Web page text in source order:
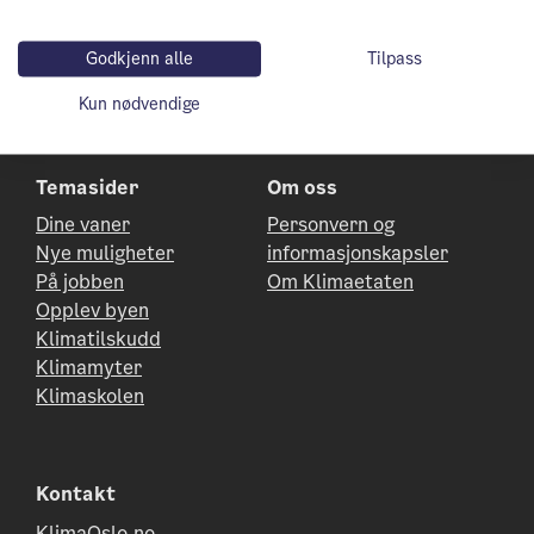
Temasider
Dine vaner
Nye muligheter
På jobben
Opplev byen
Klimatilskudd
Klimamyter
Klimaskolen
Om oss
Personvern og
informasjonskapsler
Om Klimaetaten
Kontakt
Godkjenn alle
Tilpass
Kun nødvendige